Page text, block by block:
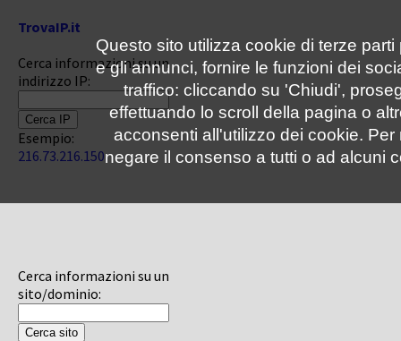
TrovaIP.it
Cerca informazioni su un
indirizzo IP:
Esempio:
216.73.216.150
Cerca informazioni su un
sito/dominio:
Questo sito utilizza cookie di terze
e gli annunci, fornire le funzioni dei
traffico: cliccando su 'Chiudi',
effettuando lo scroll della pagina o
acconsenti all'utilizzo dei cookie.
negare il consenso a tutti o ad alcuni